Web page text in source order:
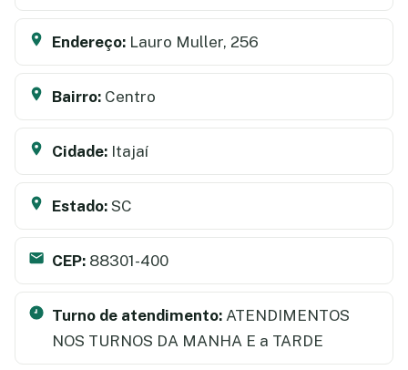
Endereço: Lauro Muller, 256
Bairro: Centro
Cidade: Itajaí
Estado: SC
CEP: 88301-400
Turno de atendimento: ATENDIMENTOS
NOS TURNOS DA MANHA E a TARDE